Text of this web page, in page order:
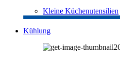
Kleine Küchenutensilien
Kühlung